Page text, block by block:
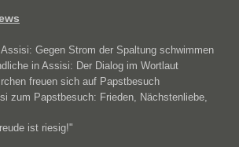
Gegen Strom der Spaltung schwimmen
in Assisi: Der Dialog im Wortlaut
freuen sich auf Papstbesuch
zum Papstbesuch: Frieden, Nächstenliebe,
ist riesig!"